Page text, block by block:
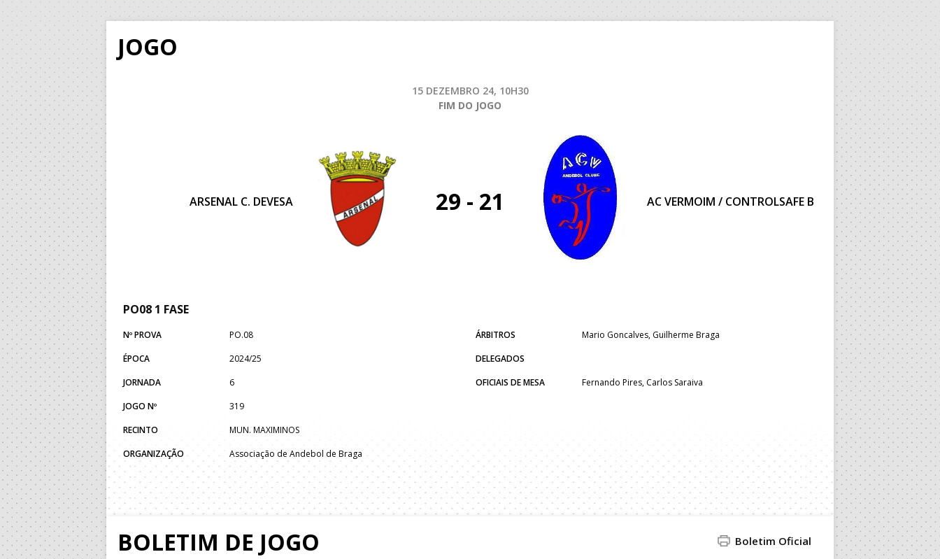
JOGO
15 DEZEMBRO 24, 10H30
FIM DO JOGO
ARSENAL C. DEVESA 29 - 21 AC VERMOIM / CONTROLSAFE B
PO08 1 FASE
Nº PROVA
PO.08
ÉPOCA
2024/25
JORNADA
6
JOGO Nº
319
RECINTO
MUN. MAXIMINOS
ORGANIZAÇÃO
Associação de Andebol de Braga
ÁRBITROS
Mario Goncalves, Guilherme Braga
DELEGADOS
OFICIAIS DE MESA
Fernando Pires, Carlos Saraiva
BOLETIM DE JOGO Boletim Oficial